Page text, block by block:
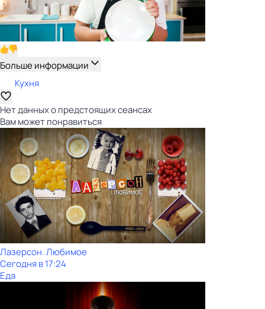
Больше информации
Кухня
Нет данных о предстоящих сеансах
Вам может понравиться
Лазерсон. Любимое
Сегодня в 17:24
Еда